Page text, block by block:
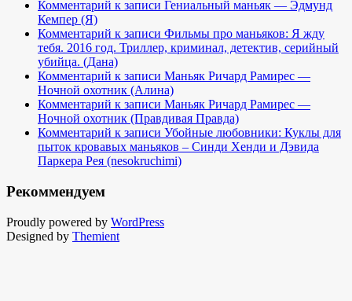
Комментарий к записи Гениальный маньяк — Эдмунд
Кемпер (Я)
Комментарий к записи Фильмы про маньяков: Я жду
тебя. 2016 год. Триллер, криминал, детектив, серийный
убийца. (Дана)
Комментарий к записи Маньяк Ричард Рамирес —
Ночной охотник (Алина)
Комментарий к записи Маньяк Ричард Рамирес —
Ночной охотник (Правдивая Правда)
Комментарий к записи Убойные любовники: Куклы для
пыток кровавых маньяков – Синди Хенди и Дэвида
Паркера Рея (nesokruchimi)
Рекоммендуем
Proudly powered by WordPress
Designed by Themient